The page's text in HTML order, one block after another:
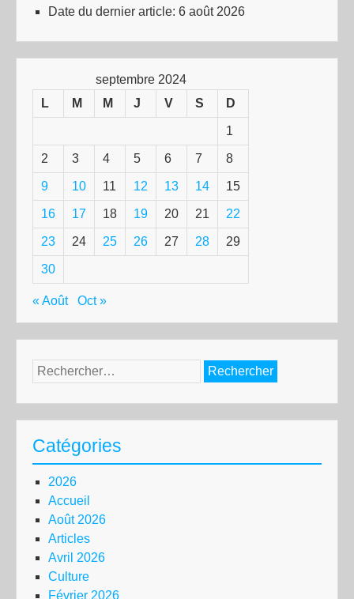
Date du dernier article: 6 août 2026
septembre 2024
L
M M J V S D
1
2 3 4 5 6 7 8
9 10 11 12 13 14 15
16 17 18 19 20 21 22
23 24 25 26 27 28 29
30
« Août Oct »
Rechercher :
Catégories
2026
Accueil
Août 2026
Articles
Avril 2026
Culture
Février 2026